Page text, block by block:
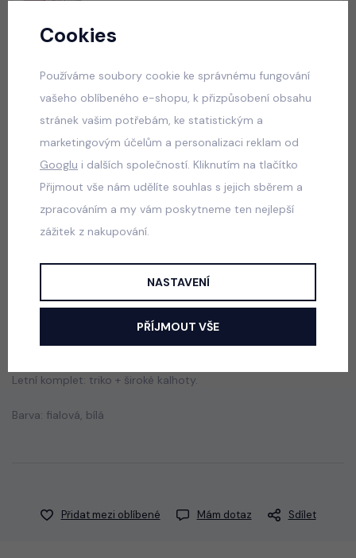
Squishy dumpling soft velur souprava černá
499 Kč
Squishy dumpling soft velur souprava modrá
skladem
Jak vybrat správnou velikost?
Letní komplet: triko + široké kalhoty.
Barva: fialová, bílá
Přidat mezi oblíbené Mám dotaz Sdílet
Cookies
Používáme soubory cookie ke správnému fungování
vašeho oblíbeného e-shopu, k přizpůsobení obsahu
stránek vašim potřebám, ke statistickým a
marketingovým účelům a personalizaci reklam od
Googlu i dalších společností. Kliknutím na tlačítko
Přijmout vše nám udělíte souhlas s jejich sběrem a
zpracováním a my vám poskytneme ten nejlepší
zážitek z nakupování.
NASTAVENÍ
PŘÍJMOUT VŠE